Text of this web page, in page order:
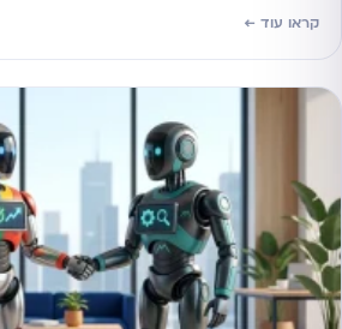
קראו עוד ←